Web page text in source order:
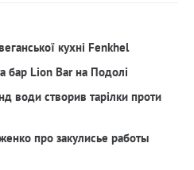
кухні Fenkhel
бар Lion Bar на Подолі
води створив тарілки проти
про закулисье работы